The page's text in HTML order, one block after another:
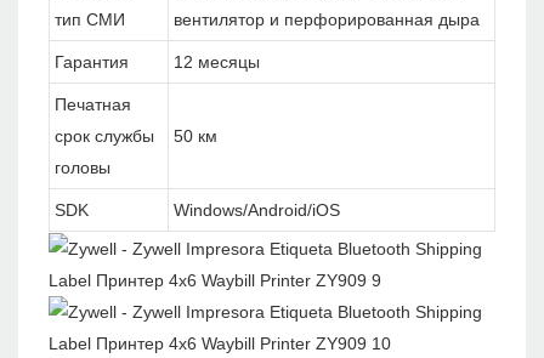
тип СМИ
вентилятор и перфорированная дыра
Гарантия 12 месяцы
Печатная
срок службы
головы
50 км
SDK Windows/Android/iOS